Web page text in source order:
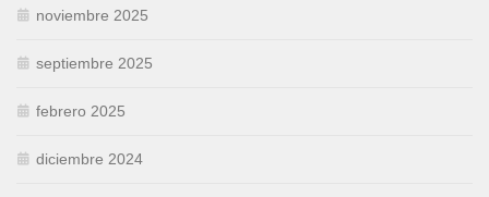
noviembre 2025
septiembre 2025
febrero 2025
diciembre 2024